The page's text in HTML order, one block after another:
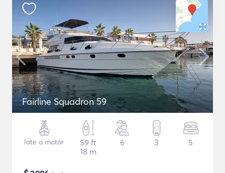
Fairline Squadron 59
Iate a motor
59 ft
18 m
6 3 5